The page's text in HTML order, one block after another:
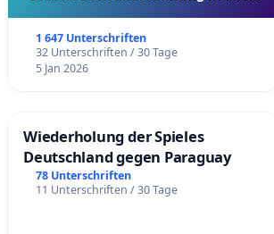
1 647 Unterschriften
32 Unterschriften / 30 Tage
5 Jan 2026
Wiederholung der Spieles
Deutschland gegen Paraguay
78 Unterschriften
11 Unterschriften / 30 Tage